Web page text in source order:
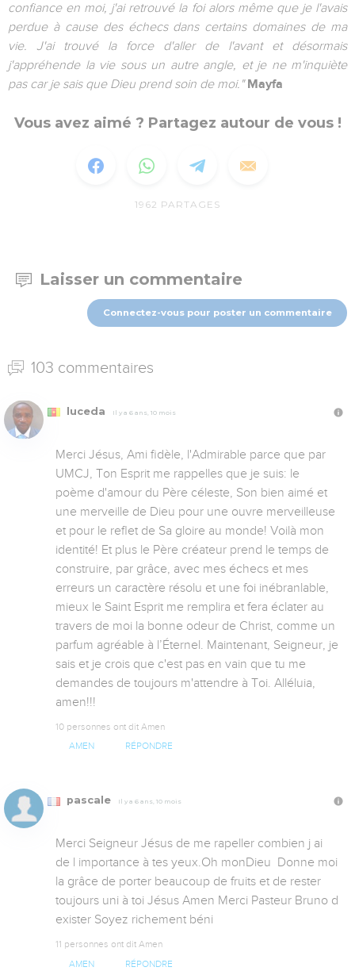
confiance en moi, j'ai retrouvé la foi alors même que je l'avais
perdue à cause des échecs dans certains domaines de ma
vie. J'ai trouvé la force d'aller de l'avant et désormais
j'appréhende la vie sous un autre angle, et je ne m'inquiète
pas car je sais que Dieu prend soin de moi."Mayfa
Vous avez aimé ? Partagez autour de vous !
1962 PARTAGES
Laisser un commentaire
Connectez-vous pour poster un commentaire
103 commentaires
luceda Il y a 6 ans, 10 mois
Merci Jésus, Ami fidèle, l'Admirable parce que par
UMCJ, Ton Esprit me rappelles que je suis: le
poème d'amour du Père céleste, Son bien aimé et
une merveille de Dieu pour une ouvre merveilleuse
et pour le reflet de Sa gloire au monde! Voilà mon
identité! Et plus le Père créateur prend le temps de
construire, par grâce, avec mes échecs et mes
erreurs un caractère résolu et une foi inébranlable,
mieux le Saint Esprit me remplira et fera éclater au
travers de moi la bonne odeur de Christ, comme un
parfum agréable à l’Éternel. Maintenant, Seigneur, je
sais et je crois que c'est pas en vain que tu me
demandes de toujours m'attendre à Toi. Alléluia,
amen!!!
10 personnes ont dit Amen
AMEN RÉPONDRE
pascale Il y a 6 ans, 10 mois
Merci Seigneur Jésus de me rapeller combien j ai
de l importance à tes yeux.Oh monDieu  Donne moi
la grâce de porter beaucoup de fruits et de rester
toujours uni à toi Jésus Amen Merci Pasteur Bruno d
exister Soyez richement béni
11 personnes ont dit Amen
AMEN RÉPONDRE